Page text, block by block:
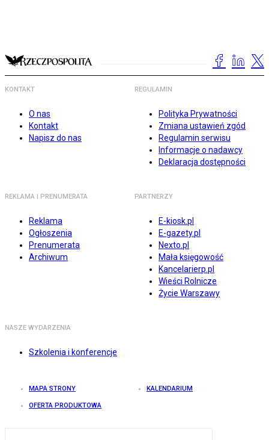
KONTAKT
O nas
Kontakt
Napisz do nas
REGULAMIN
Polityka Prywatności
Zmiana ustawień zgód
Regulamin serwisu
Informacje o nadawcy
Deklaracja dostępności
REKLAMA I PRENUMERATA
Reklama
Ogłoszenia
Prenumerata
Archiwum
PARTNERZY
E-kiosk.pl
E-gazety.pl
Nexto.pl
Mała księgowość
Kancelarierp.pl
Wieści Rolnicze
Życie Warszawy
NASZE WYDARZENIA
Szkolenia i konferencje
MAPA STRONY KALENDARIUM
OFERTA PRODUKTOWA